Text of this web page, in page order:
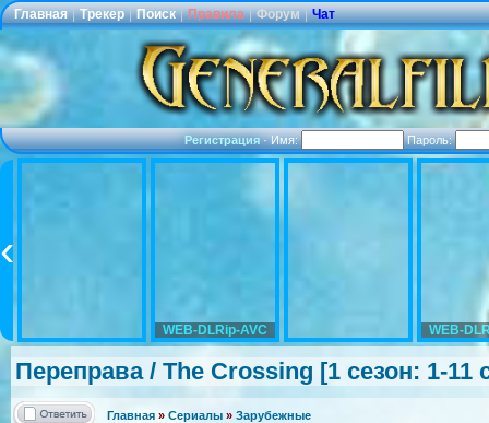
Главная | Трекер | Поиск | Правила | Форум | Чат
Регистрация·Имя: Пароль:
WEB-DLRip-AVC WEB-
Переправа / The Crossing [1 сезон: 1-
Главная » Сериалы » Зарубежные